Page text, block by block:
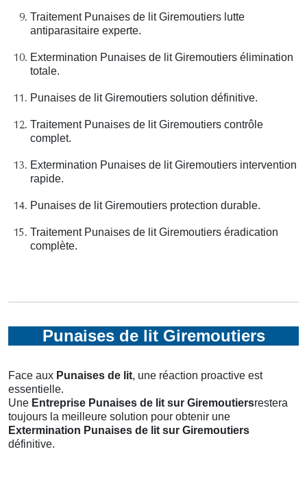
Traitement Punaises de lit Giremoutiers lutte
antiparasitaire experte.
Extermination Punaises de lit Giremoutiers élimination
totale.
Punaises de lit Giremoutiers solution définitive.
Traitement Punaises de lit Giremoutiers contrôle
complet.
Extermination Punaises de lit Giremoutiers intervention
rapide.
Punaises de lit Giremoutiers protection durable.
Traitement Punaises de lit Giremoutiers éradication
complète.
Punaises de lit Giremoutiers
Face aux Punaises de lit, une réaction proactive est
essentielle.
Une Entreprise Punaises de lit sur Giremoutiersrestera
toujours la meilleure solution pour obtenir une
Extermination Punaises de lit sur Giremoutiers
définitive.